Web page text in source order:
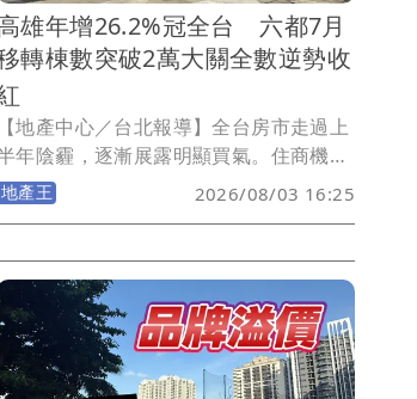
雄年增26.2%冠全台 六都7月
轉棟數突破2萬大關全數逆勢收
【地產中心／台北報導】全台房市走過上
年陰霾，逐漸展露明顯買氣。住商機構
據六都地政局統計，7月六都買賣移轉
數合計達20,506棟，其中六都7月份買
正成長。住商不動產企劃研究室執行總
徐佳馨分析，台股近期走勢亮眼，股市
溢效應持續加溫房市，且資產型買盤回
防蛋黃區趨勢顯著，令雙北與高雄買氣升
。
地產王 2026/08/03 16:25